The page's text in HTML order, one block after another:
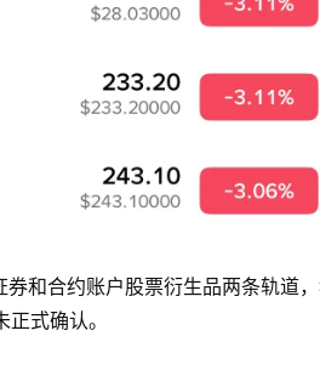
和合约账户股票衍生品两条轨道
式确认。